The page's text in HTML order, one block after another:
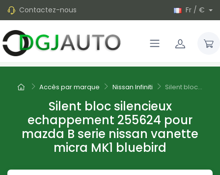
Contactez-nous Fr / €
Accès par marque Nissan Infiniti Silent bloc...
Silent bloc silencieux
echappement 255624 pour
mazda B serie nissan vanette
micra MK1 bluebird